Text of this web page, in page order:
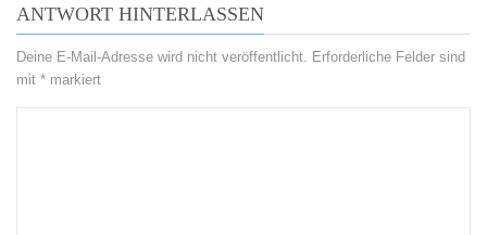
ANTWORT HINTERLASSEN
Deine E-Mail-Adresse wird nicht veröffentlicht. Erforderliche Felder sind
mit * markiert